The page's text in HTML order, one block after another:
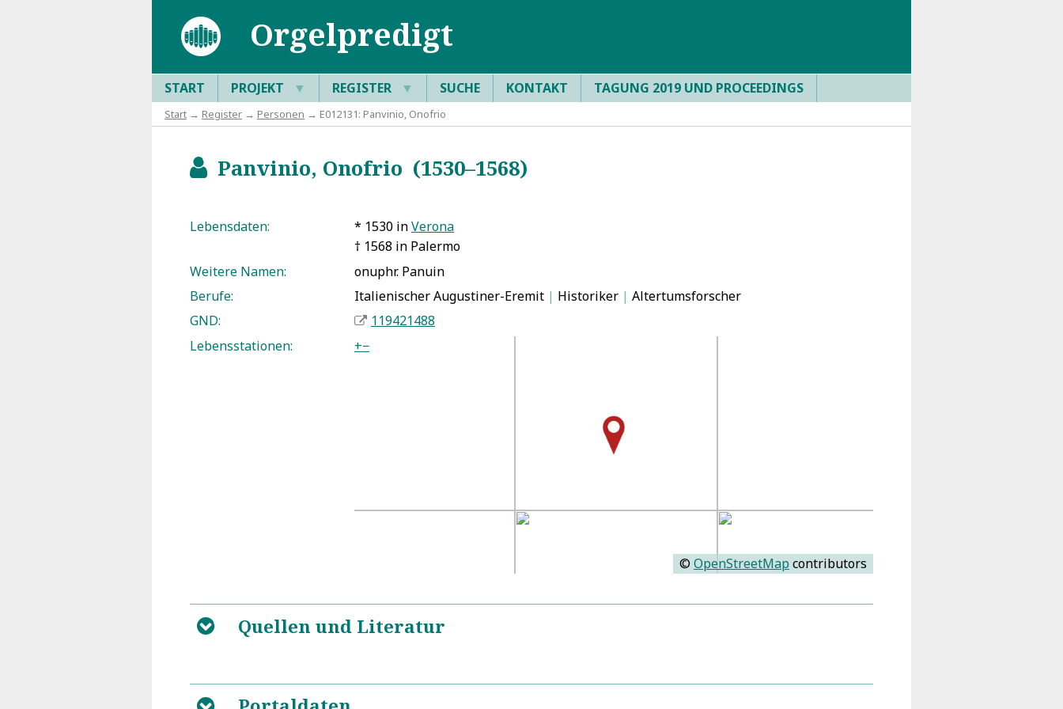
Orgelpredigt
START PROJEKT ▼ REGISTER ▼ SUCHE KONTAKT TAGUNG 2019 UND PROCEEDINGS
Start → Register → Personen → E012131: Panvinio, Onofrio
bPanvinio, Onofrio (1530–1568)
Lebensdaten: * 1530 inVerona
† 1568 in Palermo
Weitere Namen:
onuphr. Panuin
Berufe:
Italienischer Augustiner-Eremit | Historiker | Altertumsforscher
GND:
119421488
Lebensstationen:
+−
© OpenStreetMap contributors
B Quellen und Literatur